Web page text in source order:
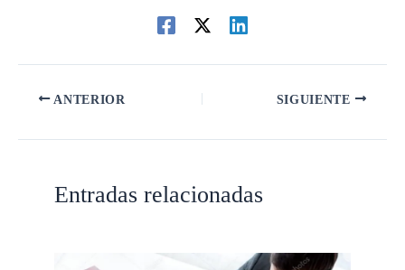
ANTERIOR SIGUIENTE
Entradas relacionadas